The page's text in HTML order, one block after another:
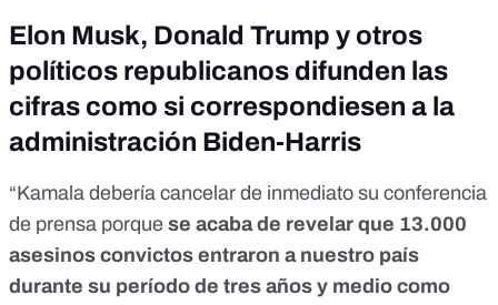
Elon Musk, Donald Trump y otros
políticos republicanos difunden las
cifras como si correspondiesen a la
administración Biden-Harris
“Kamala debería cancelar de inmediato su conferencia
de prensa porque se acaba de revelar que 13.000
asesinos convictos entraron a nuestro país
durante su período de tres años y medio como